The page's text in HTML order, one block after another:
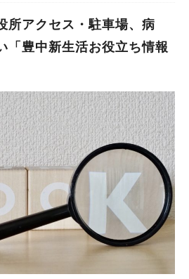
所アクセス・駐車場、病
「豊中新生活お役立ち情報